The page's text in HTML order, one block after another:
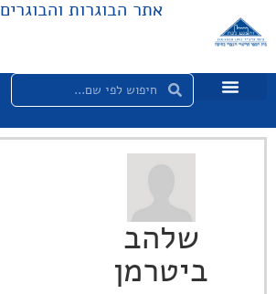
אתר הבוגרות והבוגרים
שלהב
ביטרמן